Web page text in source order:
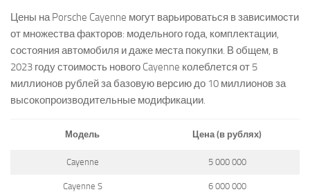
Цены на Porsche Cayenne могут варьироваться в зависимости
от множества факторов: модельного года, комплектации,
состояния автомобиля и даже места покупки. В общем, в
2023 году стоимость нового Cayenne колеблется от 5
миллионов рублей за базовую версию до 10 миллионов за
высокопроизводительные модификации.
Модель Цена (в рублях)
Cayenne 5 000 000
Cayenne S 6 000 000